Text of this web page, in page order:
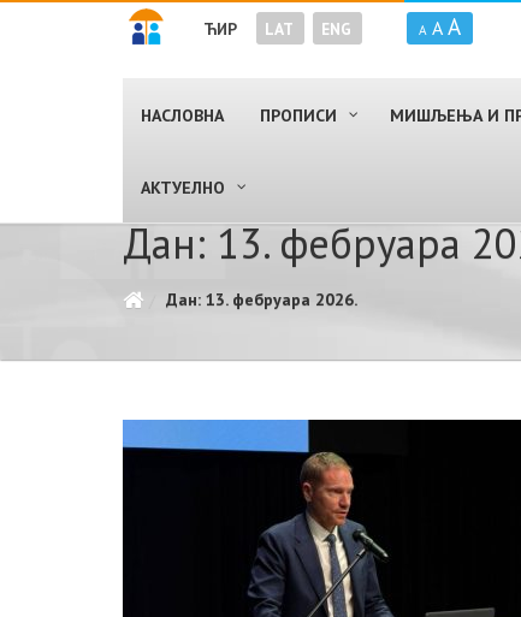
ЋИР LAT ENG A A A
НАСЛОВНА ПРОПИСИ МИШЉЕЊА И
AКТУЕЛНО
Дан: 13. фебруара
Дан: 13. фебруара 2026.